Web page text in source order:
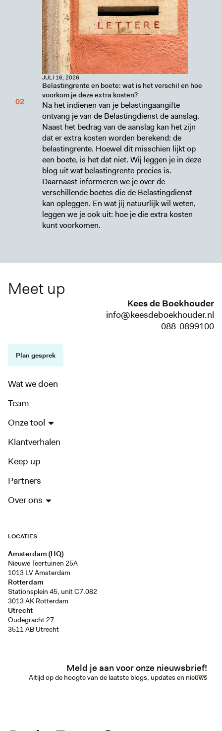
JULI 16, 2026
Belastingrente en boete: wat is het verschil en hoe
voorkom je deze extra kosten?
Na het indienen van je belastingaangifte
ontvang je van de Belastingdienst de aanslag.
Naast het bedrag van de aanslag kan het zijn
dat er extra kosten worden berekend: de
belastingrente. Hoewel dit misschien lijkt op
een boete, is het dat niet. Wij leggen je in deze
blog uit wat belastingrente precies is.
Daarnaast informeren we je over de
verschillende boetes die de Belastingdienst
kan opleggen. En wat jij natuurlijk wil weten,
leggen we je ook uit: hoe je die extra kosten
kunt voorkomen.
Wat we doen
Team
Onze tool
Klantverhalen
Keep up
Partners
Over ons
LOCATIES
Amsterdam (HQ)
Nieuwe Teertuinen 25A
1013 LV Amsterdam
Rotterdam
Stationsplein 45, unit C7.082
3013 AK Rotterdam
Utrecht
Oudegracht 27
3511 AB Utrecht
Meet up
Kees de Boekhouder
info@keesdeboekhouder.nl
088-0899100
Plan gesprek
Meld je aan voor onze nieuwsbrief!
Altijd op de hoogte van de laatste blogs, updates en nieuws